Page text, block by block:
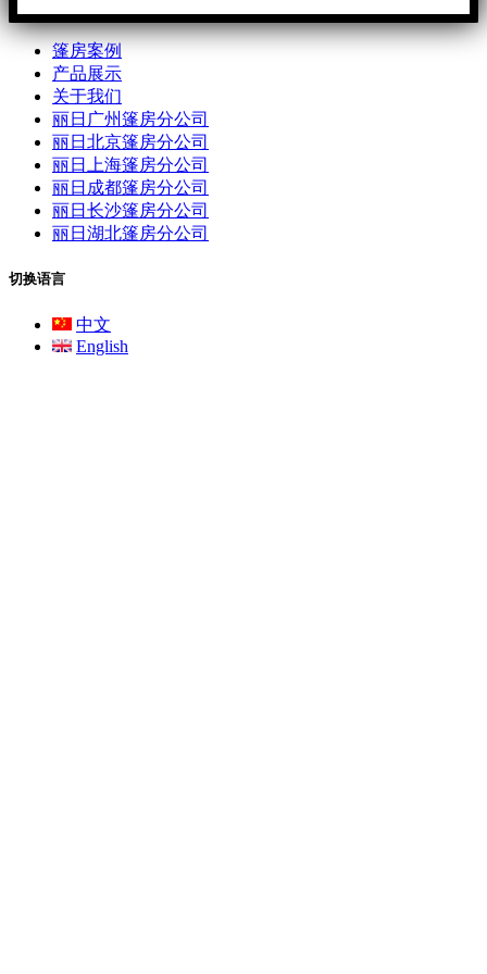
篷房案例
产品展示
关于我们
丽日广州篷房分公司
丽日北京篷房分公司
丽日上海篷房分公司
丽日成都篷房分公司
丽日长沙篷房分公司
丽日湖北篷房分公司
切换语言
中文
English